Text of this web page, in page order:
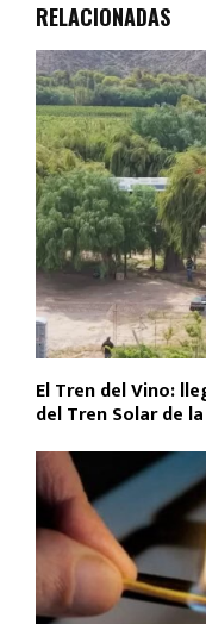
RELACIONADAS
El Tren del Vino:
del Tren Solar de